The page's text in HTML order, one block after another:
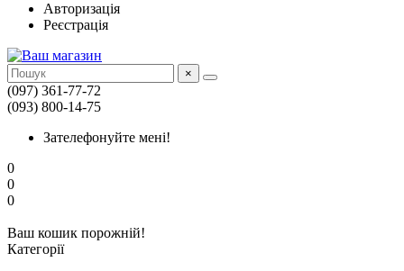
Авторизація
Реєстрація
×
(097) 361-77-72
(093) 800-14-75
Зателефонуйте мені!
0
0
0
Ваш кошик порожній!
Категорії